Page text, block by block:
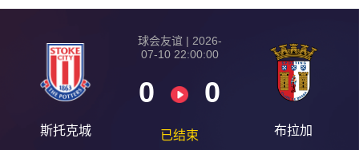
斯托克城
球会友谊 | 2026-
07-10 22:00:00
0 0
已结束 布拉加